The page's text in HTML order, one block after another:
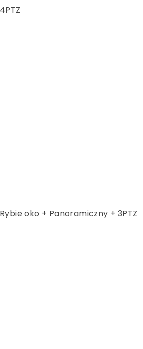
4PTZ
Rybie oko + Panoramiczny + 3PTZ